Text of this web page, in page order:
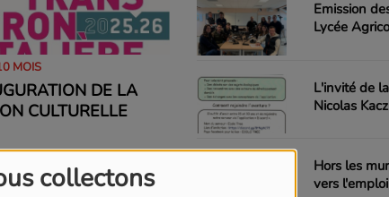
collectons
MOIS
DE LA
CULTURELLE
Emission
Lycée
L'invité de
Nicolas
Hors les
vers l'emploi